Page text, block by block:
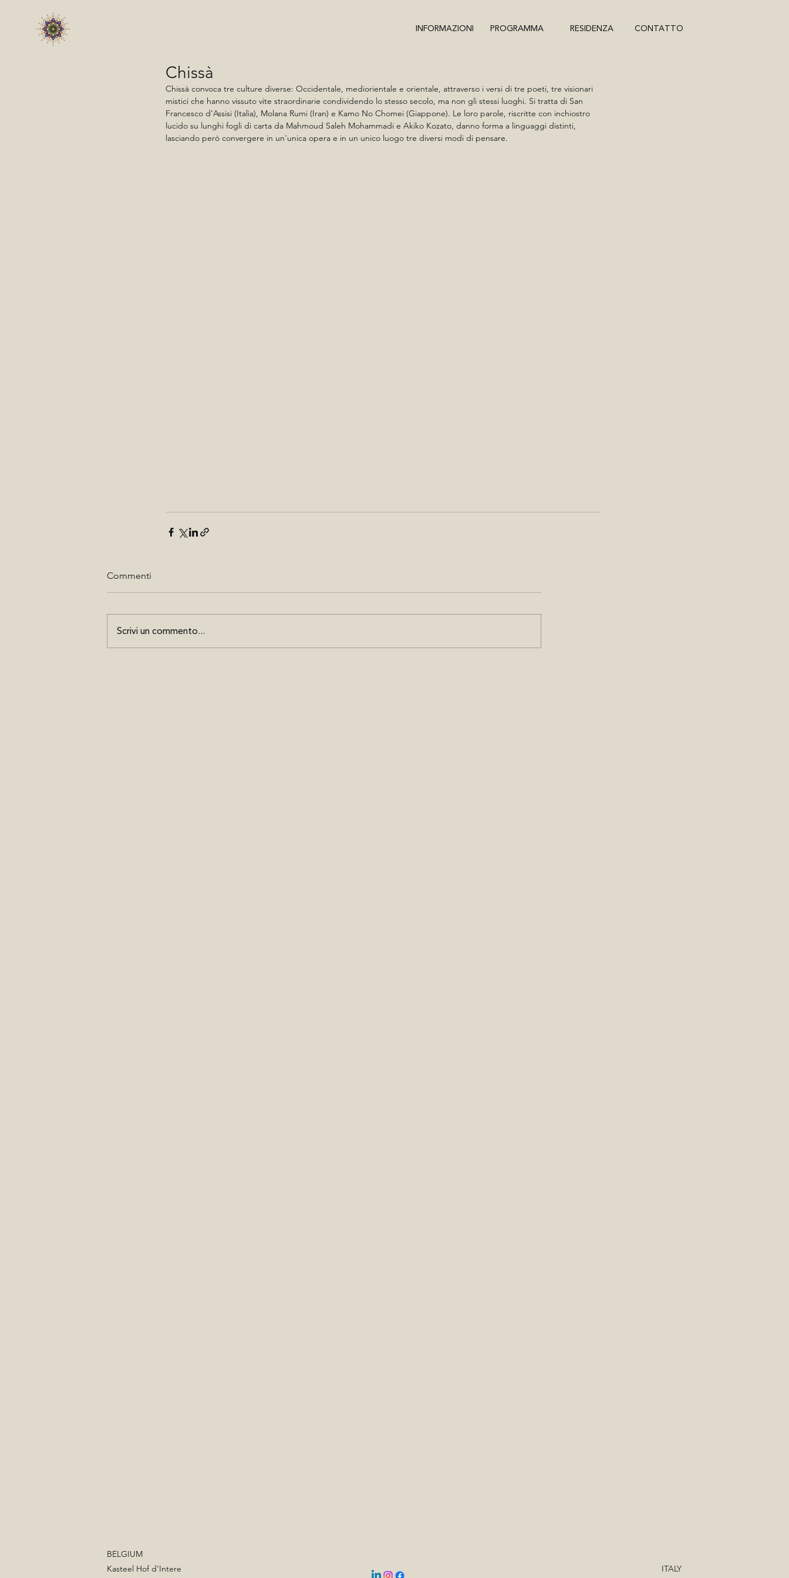
INFORMAZIONI PROGRAMMA RESIDENZA CONTATTO
Chissà
Chissà convoca tre culture diverse: Occidentale, mediorientale e orientale, attraverso i versi di tre poeti, tre visionari
mistici che hanno vissuto vite straordinarie condividendo lo stesso secolo, ma non gli stessi luoghi. Si tratta di San
Francesco d'Assisi (Italia), Molana Rumi (Iran) e Kamo No Chomei (Giappone). Le loro parole, riscritte con inchiostro
lucido su lunghi fogli di carta da Mahmoud Saleh Mohammadi e Akiko Kozato, danno forma a linguaggi distinti,
lasciando però convergere in un'unica opera e in un unico luogo tre diversi modi di pensare.
Commenti
Scrivi un commento...
BELGIUM
Kasteel Hof d'Intere
ITALY